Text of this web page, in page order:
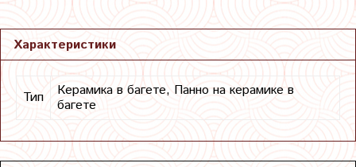
Характеристики
Тип
Керамика в багете, Панно на керамике в
багете